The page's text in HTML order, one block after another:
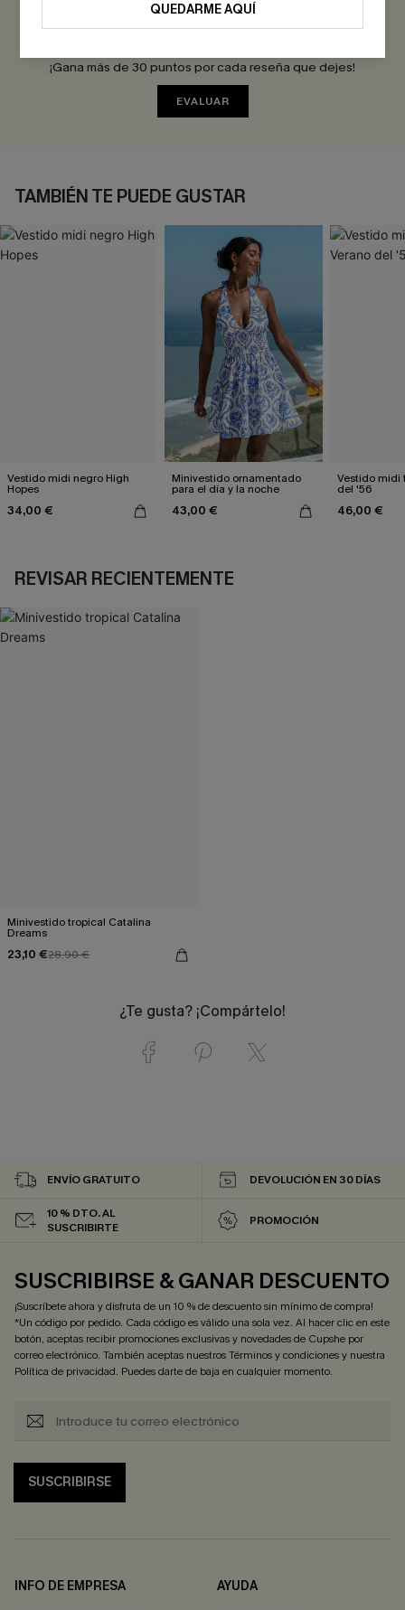
¡Gana más de 30 puntos por cada reseña que dejes!
EVALUAR
TAMBIÉN TE PUEDE GUSTAR
Vestido midi negro High
Hopes
34,00 €
Minivestido ornamentado
para el día y la noche
43,00 €
Vestido midi
del '56
46,00 €
REVISAR RECIENTEMENTE
Minivestido tropical Catalina
Dreams
23,10 €28,90 €
¿Te gusta? ¡Compártelo!
QUEDARME AQUÍ
ENVÍO GRATUITO DEVOLUCIÓN EN 30 DÍAS
10 % DTO. AL
SUSCRIBIRTE
PROMOCIÓN
SUSCRIBIRSE & GANAR DESCUENTO
¡Suscríbete ahora y disfruta de un 10 % de descuento sin mínimo de compra!
*Un código por pedido. Cada código es válido una sola vez. Al hacer clic en este
botón, aceptas recibir promociones exclusivas y novedades de Cupshe por
correo electrónico. También aceptas nuestrosTérminos y condicionesy nuestra
Política de privacidad. Puedes darte de baja en cualquier momento.
SUSCRIBIRSE
INFO DE EMPRESA
AYUDA